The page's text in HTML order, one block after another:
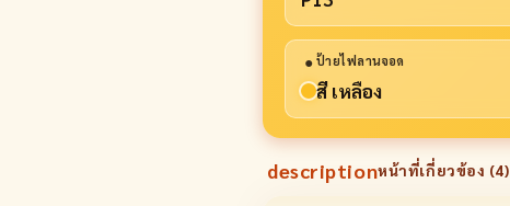
● ป้ายไฟลานจอด
สี เหลือง
descriptionหน้าที่เกี่ยวข้อง (4)